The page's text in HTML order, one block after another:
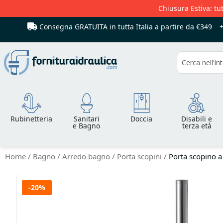
Chiusura Estiva:
Consegna GRATUITA in tutta Italia a partire da €349
Cerca
Rubinetteria Sanitari
e Bagno
Doccia Disabili e
terza età
Home Bagno Arredo bagno Porta scopini Porta scopino
Vai
-20%